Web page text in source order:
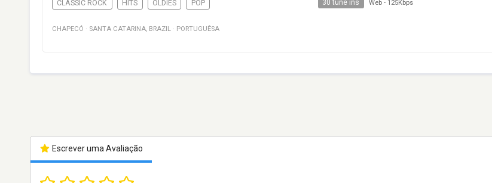
CLASSIC ROCK HITS OLDIES POP 30 tune ins Web - 125Kbps
CHAPECÓ · SANTA CATARINA, BRAZIL · PORTUGUÊSA
Escrever uma Avaliação